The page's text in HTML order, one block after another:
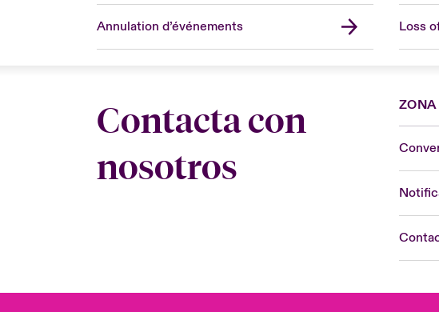
Annulation d’événements Loss
Contacta con
nosotros
ZONA